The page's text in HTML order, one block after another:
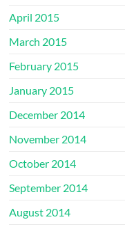
April 2015
March 2015
February 2015
January 2015
December 2014
November 2014
October 2014
September 2014
August 2014